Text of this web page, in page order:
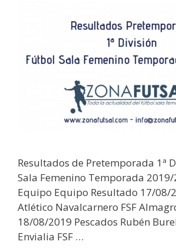
Resultados de Pretemporada 1ª
Sala Femenino Temporada 2019/
Equipo Equipo Resultado 17/08/
Atlético Navalcarnero FSF
18/08/2019 Pescados Rubén
Envialia FSF …